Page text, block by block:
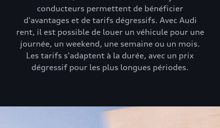
conducteurs permettent de bénéficier
d'avantages et de tarifs dégressifs. Avec Audi
rent, il est possible de louer un véhicule pour une
journée, un weekend, une semaine ou un mois.
Les tarifs s'adaptent à la durée, avec un prix
dégressif pour les plus longues périodes.